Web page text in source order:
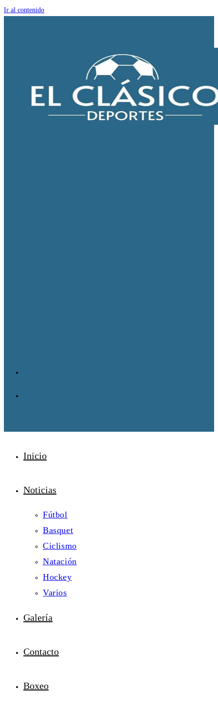
Ir al contenido
Inicio
Noticias
Fútbol
Basquet
Ciclismo
Natación
Hockey
Varios
Galería
Contacto
Boxeo